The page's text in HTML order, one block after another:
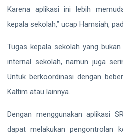
Karena aplikasi ini lebih
kepala sekolah,” ucap Hamsiah,
Tugas kepala sekolah yang
internal sekolah, namun juga
Untuk berkoordinasi dengan
Kaltim atau lainnya.
Dengan menggunakan aplikasi
dapat melakukan pengontrolan